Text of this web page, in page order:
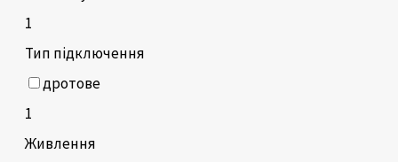
1
Тип підключення
дротове
1
Живлення